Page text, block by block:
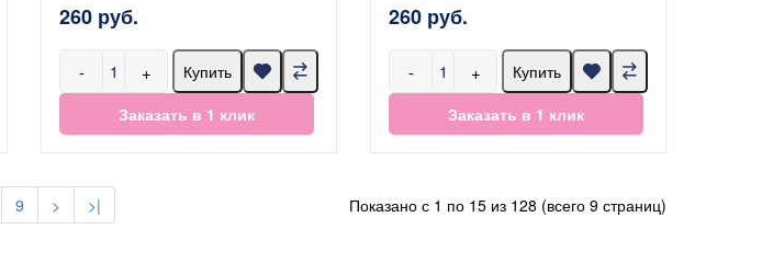
260 руб.
- +
Купить
Заказать в 1 клик
260 руб.
- +
Купить
Заказать в 1 клик
9 > >| Показано с 1 по 15 из 128 (всего 9 страниц)